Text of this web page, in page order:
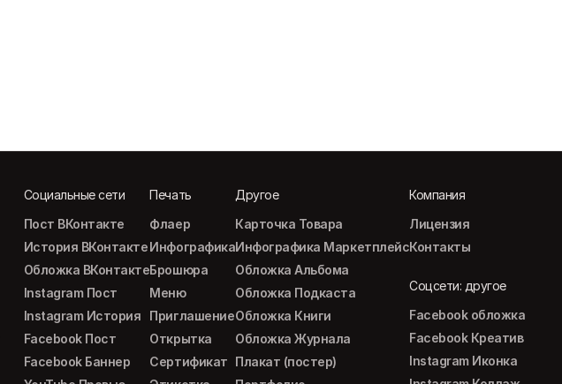
Социальные сети
Пост ВКонтакте
История ВКонтакте
Обложка ВКонтакте
Instagram Пост
Instagram История
Facebook Пост
Facebook Баннер
Печать
Флаер
Инфографика
Брошюра
Меню
Приглашение
Открытка
Сертификат
Другое
Карточка Товара
Инфографика Маркетплейс
Обложка Альбома
Обложка Подкаста
Обложка Книги
Обложка Журнала
Плакат (постер)
Компания
Лицензия
Контакты
Соцсети: другое
Facebook обложка
Facebook Креатив
Instagram Иконка